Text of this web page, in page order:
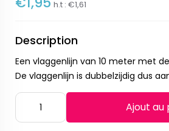
h.t : €1,61
Description
Een vlaggenlijn van 10 meter met
De vlaggenlijn is dubbelzijdig dus
Ajout au